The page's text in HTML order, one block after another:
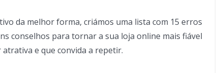
da melhor forma, criámos uma lista com 15 erros
conselhos para tornar a sua loja online mais fiável
e que convida a repetir.